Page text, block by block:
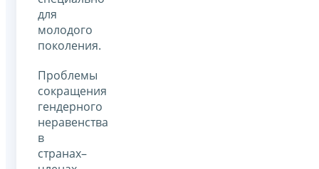
для
молодого
поколения.
Проблемы
сокращения
гендерного
неравенства
в
странах–